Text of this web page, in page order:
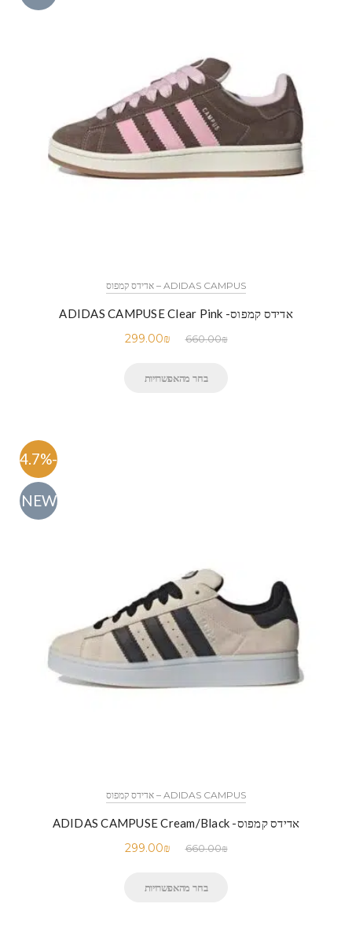
ADIDAS CAMPUS – אדידס קמפוס
אדידס קמפוס- ADIDAS CAMPUSE Clear Pink
660.00₪
299.00₪
בחר מהאפשרויות
-54.7%
NEW
ADIDAS CAMPUS – אדידס קמפוס
אדידס קמפוס- ADIDAS CAMPUSE Cream/Black
660.00₪
299.00₪
בחר מהאפשרויות